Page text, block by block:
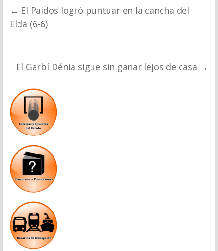
← El Paidos logró puntuar en la cancha del
Elda (6-6)
El Garbí Dénia sigue sin ganar lejos de casa →